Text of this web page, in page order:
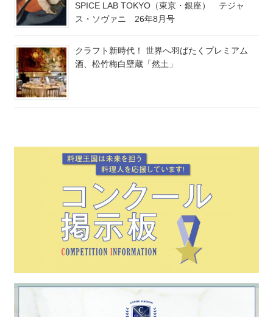
SPICE LAB TOKYO（東京・銀座） テジャ
ス・ソヴァニ 26年8月号
クラフト新時代！ 世界へ羽ばたくプレミアム
酒、松竹梅白壁蔵「然土」